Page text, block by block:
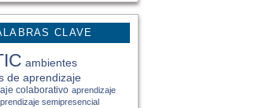
CLAVE
ambientes
de aprendizaje
colaborativo aprendizaje
semipresencial